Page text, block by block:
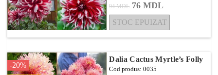
94 MDL 76 MDL
STOC EPUIZAT
-20%
Dalia Cactus Myrtle’s Folly
Cod produs: 0035